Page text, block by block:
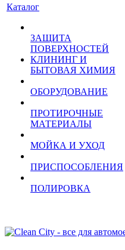
Каталог
ЗАЩИТА
ПОВЕРХНОСТЕЙ
КЛИНИНГ И
БЫТОВАЯ ХИМИЯ
ОБОРУДОВАНИЕ
ПРОТИРОЧНЫЕ
МАТЕРИАЛЫ
МОЙКА И УХОД
ПРИСПОСОБЛЕНИЯ
ПОЛИРОВКА